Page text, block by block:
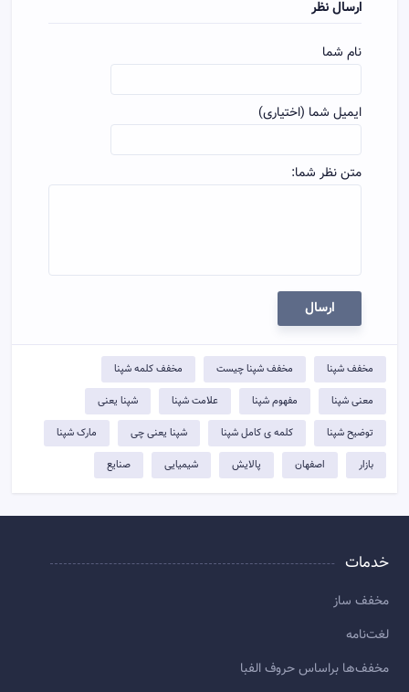
ارسال نظر
نام شما
ایمیل شما (اختیاری)
متن نظر شما:
ارسال
مخفف شپنا مخفف شپنا چیست مخفف کلمه شپنا
معنی شپنا مفهوم شپنا علامت شپنا شپنا یعنی
توضيح شپنا کلمه ی کامل شپنا شپنا یعنی چی مارک شپنا
بازار اصفهان پالايش شیمیایی صنایع
خدمات
مخفف ساز
لغت‌نامه
مخفف‌ها براساس حروف الفبا